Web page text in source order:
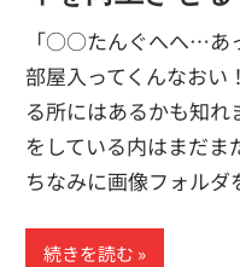
「○○たんぐへへ…あ
部屋入ってくんなおい
る所にはあるかも知
をしている内はまだま
ちなみに画像フォルダ
続きを読む